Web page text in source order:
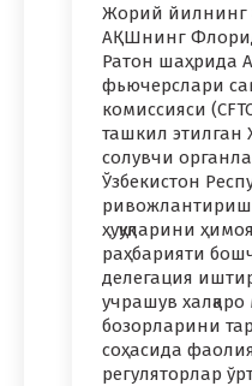
Жорий йилнинг
АҚШнинг
Ратон шаҳрида
фьючерслари
комиссияси
ташкил этилган
солувчи
Ўзбекистон
ҳуқуқларини
раҳбарияти
делегация
учрашув
бозорларини
соҳасида
регуляторлар